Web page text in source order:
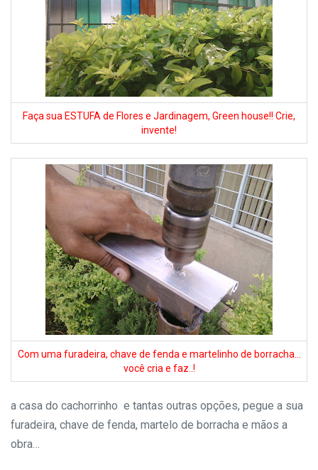
Faça sua ESTUFA de Flores e Jardinagem, Green house!! Crie,
invente!
Com uma furadeira, chave de fenda e martelinho de borracha…
você cria e faz..!
a casa do cachorrinho e tantas outras opções, pegue a sua
furadeira, chave de fenda, martelo de borracha e mãos a
obra…